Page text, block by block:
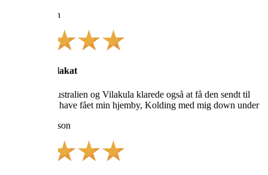
Joan Andersen
Elsker min plakat
Er flyttet til Australien og Vilakula klarede også at få den sendt til
mig. Elsker at have fået min hjemby, Kolding med mig down under
Alice Richardson